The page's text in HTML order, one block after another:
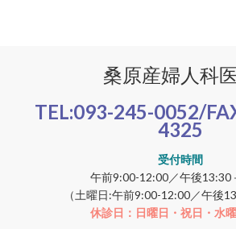
桑原産婦人科
TEL:093-245-0052/
4325
受付時間
午前9:00-12:00／午後13:30
（土曜日:午前9:00-12:00／午後
休診日：日曜日・祝日・水